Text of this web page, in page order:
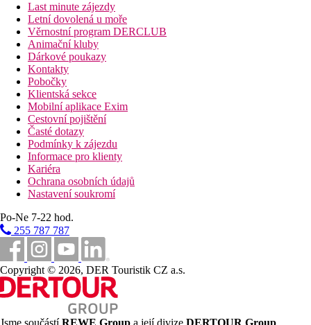
Last minute zájezdy
Letní dovolená u moře
Věrnostní program DERCLUB
Animační kluby
Dárkové poukazy
Kontakty
Pobočky
Klientská sekce
Mobilní aplikace Exim
Cestovní pojištění
Časté dotazy
Podmínky k zájezdu
Informace pro klienty
Kariéra
Ochrana osobních údajů
Nastavení soukromí
Po-Ne 7-22 hod.
255 787 787
Copyright © 2026, DER Touristik CZ a.s.